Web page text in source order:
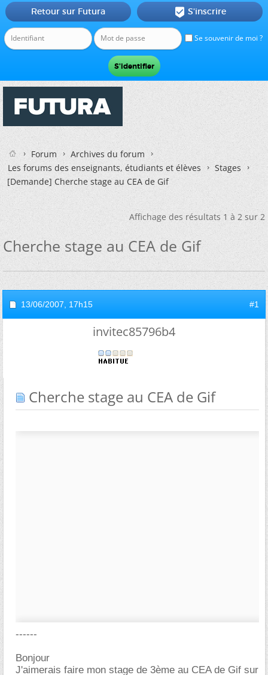
Se souvenir de moi ?
Retour sur Futura  S'inscrire
Forum
Archives du forum
Les forums des enseignants, étudiants et élèves
Stages
[Demande]Cherche stage au CEA de Gif
Affichage des résultats 1 à 2 sur 2
Cherche stage au CEA de Gif
13/06/2007, 17h15 #1
invitec85796b4
Cherche stage au CEA de Gif
------
Bonjour
J'aimerais faire mon stage de 3ème au CEA de Gif sur